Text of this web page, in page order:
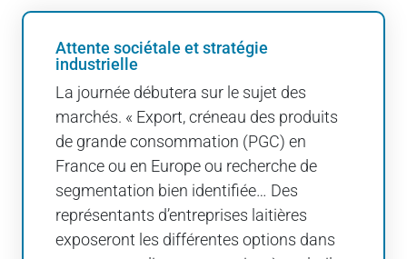
Attente sociétale et stratégie
industrielle
La journée débutera sur le sujet des
marchés. « Export, créneau des produits
de grande consommation (PGC) en
France ou en Europe ou recherche de
segmentation bien identifiée… Des
représentants d’entreprises laitières
exposeront les différentes options dans